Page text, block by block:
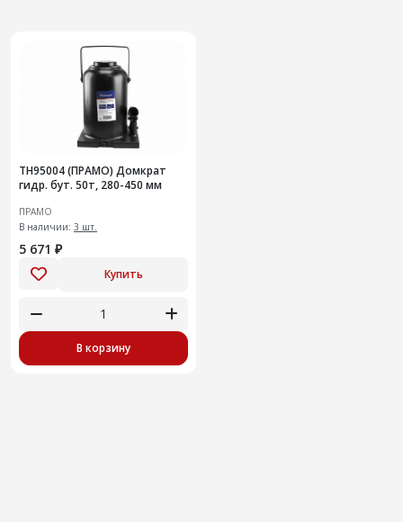
TH95004 (ПРАМО) Домкрат
гидр. бут. 50т, 280-450 мм
ПРАМО
В наличии: 3 шт.
5 671 ₽
Купить
В корзину